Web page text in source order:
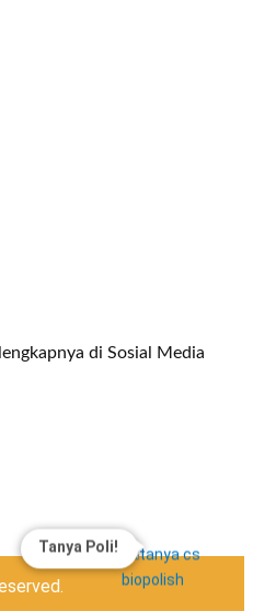
di Sosial Media
Tanya Poli!